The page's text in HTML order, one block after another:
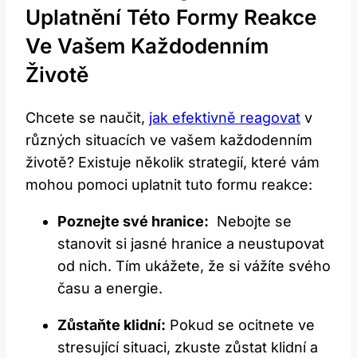
Uplatnění ‍této Formy Reakce ​
Ve Vašem Každodenním
Životě
Chcete se naučit, jak efektivně reagovat v
různých ‍situacích ve vašem každodenním
životě? Existuje několik strategií, které vám
mohou pomoci uplatnit tuto formu reakce:
Poznejte své hranice: ‍ Nebojte ​se
stanovit‌ si jasné hranice a neustupovat⁢
od nich. Tím ukážete, že si ‌vážíte svého
času a energie.
Zůstaňte klidní: Pokud se ocitnete ve
stresující situaci, zkuste zůstat klidní ‍a